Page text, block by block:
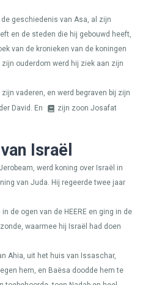
geschiedenis van Asa, al zijn
en de steden die hij gebouwd heeft,
van de kronieken van de koningen
ouderdom werd hij ziek aan zijn
vaderen, en werd begraven bij zijn
David. En
zijn zoon Josafat
Israël
werd koning over Israël in
van Juda. Hij regeerde twee jaar
de ogen van de HEERE en ging in de
waarmee hij Israël had doen
Ahia, uit het huis van Issaschar,
hem, en Baësa doodde hem te